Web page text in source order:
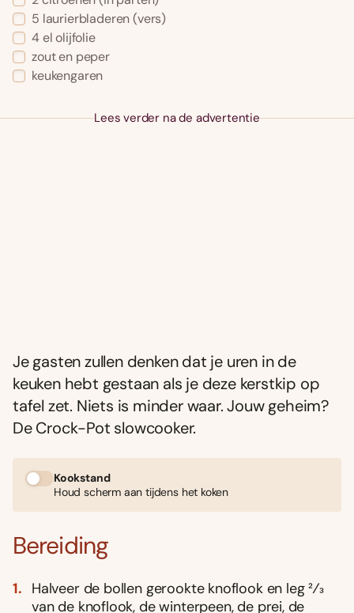
5 laurierbladeren (vers)
4 el olijfolie
zout en peper
keukengaren
Lees verder na de advertentie
Je gasten zullen denken dat je uren in de
keuken hebt gestaan als je deze kerstkip op
tafel zet. Niets is minder waar. Jouw geheim?
De Crock-Pot slowcooker.
Kookstand
Houd scherm aan tijdens het koken
Bereiding
Halveer de bollen gerookte knoflook en leg 2⁄3
van de knoflook, de winterpeen, de prei, de